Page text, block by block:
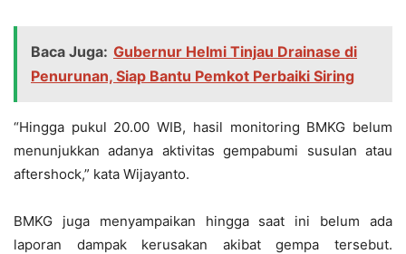
Baca Juga: Gubernur Helmi Tinjau Drainase di
Penurunan, Siap Bantu Pemkot Perbaiki Siring
“Hingga pukul 20.00 WIB, hasil monitoring BMKG belum
menunjukkan adanya aktivitas gempabumi susulan atau
aftershock,” kata Wijayanto.
BMKG juga menyampaikan hingga saat ini belum ada
laporan dampak kerusakan akibat gempa tersebut.